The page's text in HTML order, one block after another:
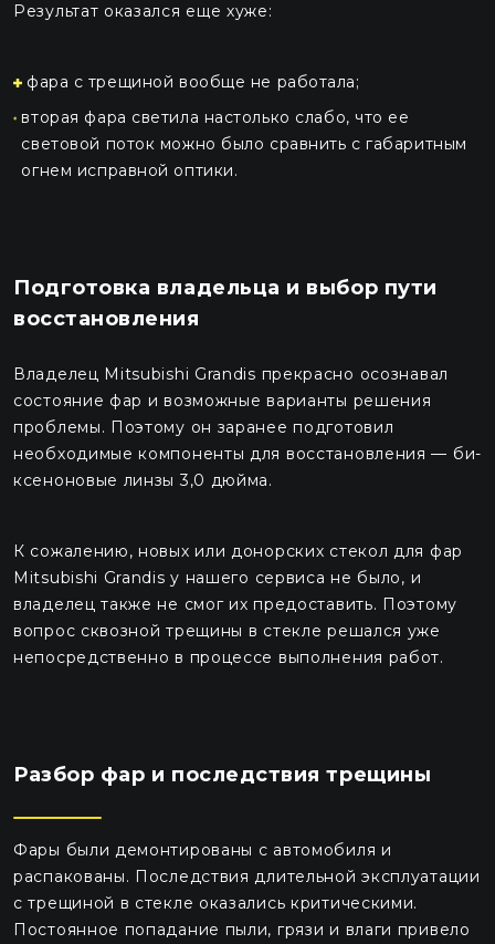
Результат оказался еще хуже:
фара с трещиной вообще не работала;
вторая фара светила настолько слабо, что ее
световой поток можно было сравнить с габаритным
огнем исправной оптики.
Подготовка владельца и выбор пути
восстановления
Владелец Mitsubishi Grandis прекрасно осознавал
состояние фар и возможные варианты решения
проблемы. Поэтому он заранее подготовил
необходимые компоненты для восстановления — би-
ксеноновые линзы 3,0 дюйма.
К сожалению, новых или донорских стекол для фар
Mitsubishi Grandis у нашего сервиса не было, и
владелец также не смог их предоставить. Поэтому
вопрос сквозной трещины в стекле решался уже
непосредственно в процессе выполнения работ.
Разбор фар и последствия трещины
Фары были демонтированы с автомобиля и
распакованы. Последствия длительной эксплуатации
с трещиной в стекле оказались критическими.
Постоянное попадание пыли, грязи и влаги привело